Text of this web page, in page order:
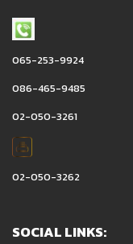
065-253-9924
086-465-9485
02-050-3261
02-050-3262
SOCIAL LINKS: